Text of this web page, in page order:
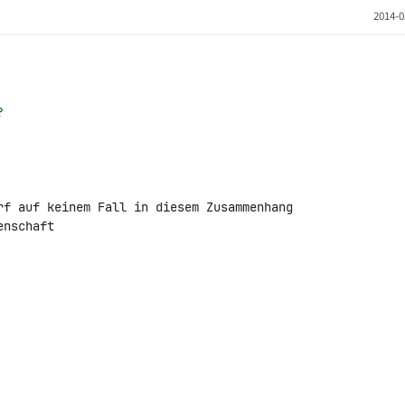
2014-
auf keinem Fall in diesem Zusammenhang